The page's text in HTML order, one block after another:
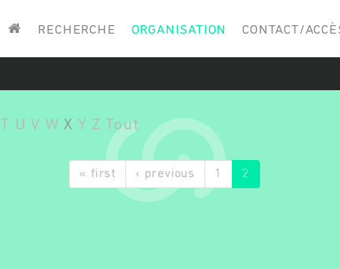
RECHERCHE ORGANISATION CONTACT/
T U V W X Y Z Tout
« first ‹ previous 1 2